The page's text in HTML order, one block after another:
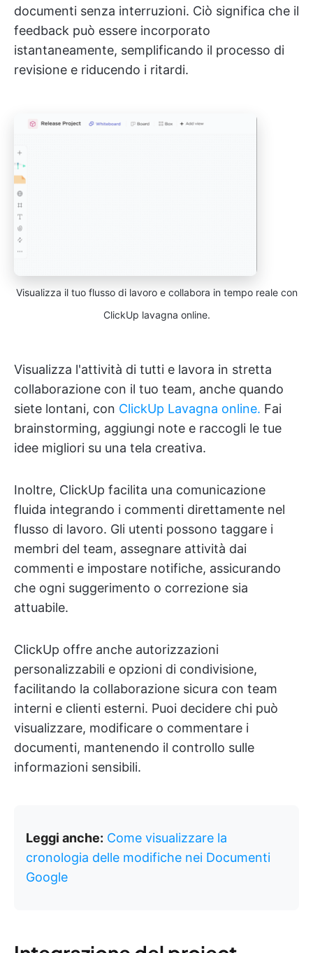
documenti senza interruzioni. Ciò significa che il
feedback può essere incorporato
istantaneamente, semplificando il processo di
revisione e riducendo i ritardi.
Visualizza il tuo flusso di lavoro e collabora in tempo reale con
ClickUp lavagna online.
Visualizza l'attività di tutti e lavora in stretta
collaborazione con il tuo team, anche quando
siete lontani, con ClickUp Lavagna online. Fai
brainstorming, aggiungi note e raccogli le tue
idee migliori su una tela creativa.
Inoltre, ClickUp facilita una comunicazione
fluida integrando i commenti direttamente nel
flusso di lavoro. Gli utenti possono taggare i
membri del team, assegnare attività dai
commenti e impostare notifiche, assicurando
che ogni suggerimento o correzione sia
attuabile.
ClickUp offre anche autorizzazioni
personalizzabili e opzioni di condivisione,
facilitando la collaborazione sicura con team
interni e clienti esterni. Puoi decidere chi può
visualizzare, modificare o commentare i
documenti, mantenendo il controllo sulle
informazioni sensibili.
Leggi anche: Come visualizzare la
cronologia delle modifiche nei Documenti
Google